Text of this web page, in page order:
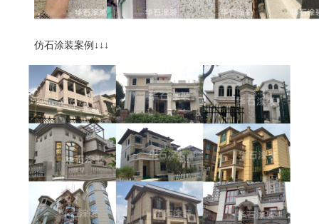
仿石涂装案例 ↓↓↓